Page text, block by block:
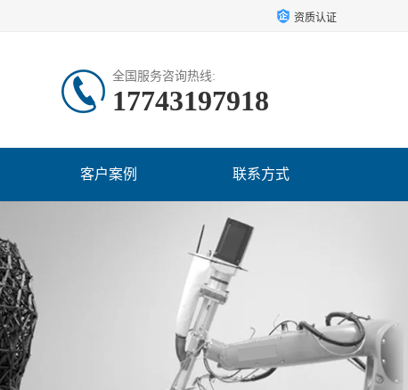
资质认证
全国服务咨询热线:
17743197918
客户案例 联系方式